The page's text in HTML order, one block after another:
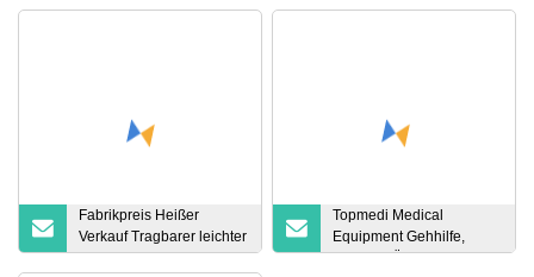
Fabrikpreis Heißer
Verkauf Tragbarer leichter
Motorrollstuhl Klappbarer
Topmedi Medical
Equipment Gehhilfe,
faltbares Übungspedal